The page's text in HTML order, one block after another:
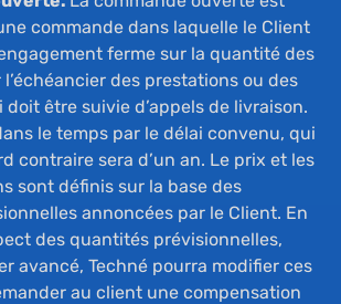
commande dans laquelle le Client
ferme sur la quantité des
des prestations ou des
être suivie d’appels de livraison.
le temps par le délai convenu, qui
contraire sera d’un an. Le prix et les
sont définis sur la base des
annoncées par le Client. En
des quantités prévisionnelles,
avancé, Techné pourra modifier ces
au client une compensation